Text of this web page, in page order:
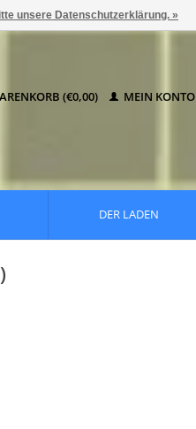
(€0,00) MEIN KONTO
DER LADEN
unsere Datenschutzerklärung. »